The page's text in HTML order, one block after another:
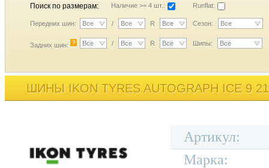
Поиск по размерам: Наличие >= 4 шт.: Runflat:
Передних шин: Все / Все R Все Сезон: Все
Задних шин: ? Все / Все R Все Шипы: Все
ШИНЫ IKON TYRES AUTOGRAPH ICE 9
Артикул:
Марка: